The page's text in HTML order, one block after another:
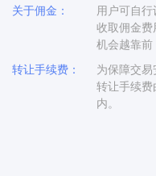
关于佣金：
用户可自
收取佣金
机会越靠前
转让手续费：
为保障交
转让手续
内。